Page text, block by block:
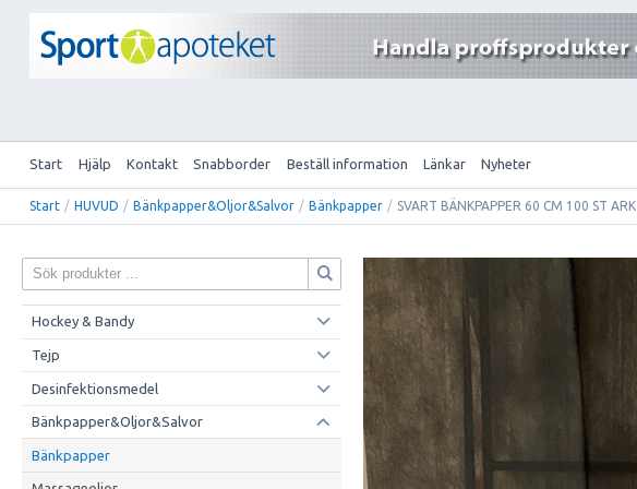
Start Hjälp Kontakt Snabborder Beställ information Länkar Nyheter
Start / HUVUD / Bänkpapper&Oljor&Salvor / Bänkpapper / SVART BÄNKPAPPER 60 CM 100 ST ARK
Hockey & Bandy
Tejp
Desinfektionsmedel
Bänkpapper&Oljor&Salvor
Bänkpapper